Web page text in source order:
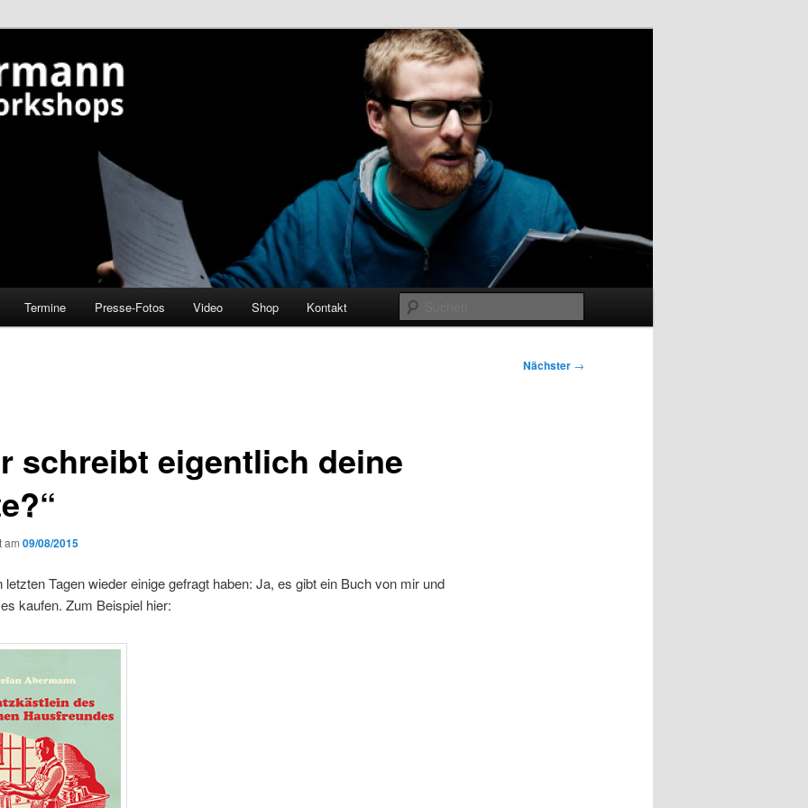
Termine Presse-Fotos Video Shop Kontakt
Nächster →
schreibt eigentlich deine
am 09/08/2015
letzten Tagen wieder einige gefragt haben: Ja, es gibt ein Buch von mir und
kaufen. Zum Beispiel hier: